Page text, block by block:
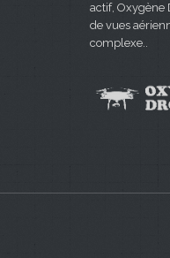
actif, Oxygène
de vues
complexe..